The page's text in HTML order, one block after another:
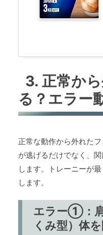
3. 正常か
る？エラー
正常な動作から外れた
が逃げるだけでなく、
します。トレーニーが
します。
エラー①：
くみ型）体